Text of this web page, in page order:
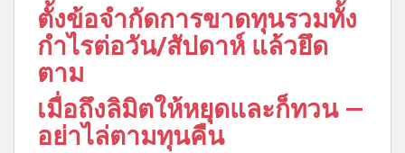
ตั้งข้อจำกัดการขาดทุนรวมทั้ง
กำไรต่อวัน/สัปดาห์ แล้วยึด
ตาม
เมื่อถึงลิมิตให้หยุดและก็ทวน —
อย่าไล่ตามทุนคืน